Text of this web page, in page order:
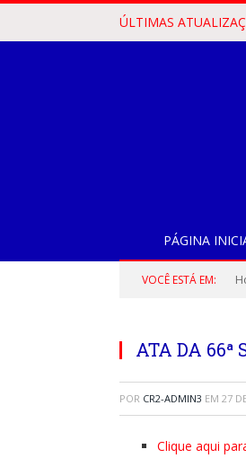
ÚLTIMAS
PÁGINA
VOCÊ ESTÁ EM:
ATA DA 66ª
POR CR2-ADMIN3 EM 27
Clique aqui